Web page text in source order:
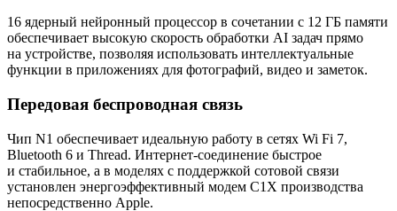
16 ядерный нейронный процессор в сочетании с 12 ГБ памяти
обеспечивает высокую скорость обработки AI задач прямо
на устройстве, позволяя использовать интеллектуальные
функции в приложениях для фотографий, видео и заметок.
Передовая беспроводная связь
Чип N1 обеспечивает идеальную работу в сетях Wi Fi 7,
Bluetooth 6 и Thread. Интернет-соединение быстрое
и стабильное, а в моделях с поддержкой сотовой связи
установлен энергоэффективный модем C1X производства
непосредственно Apple.